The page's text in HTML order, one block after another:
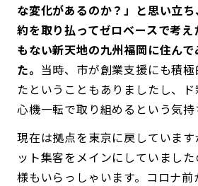
な変化があるのか？」と思い立
約を取り払ってゼロベースで考
もない新天地の九州福岡に住ん
た。 当時、市が創業支援にも積
たということもありましたし、
心機一転で取り組めるという気持
現在は拠点を東京に戻していま
ット集客をメインにしていまし
様もいらっしゃいます。コロナ